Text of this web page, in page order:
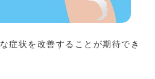
症状を改善することが期待でき